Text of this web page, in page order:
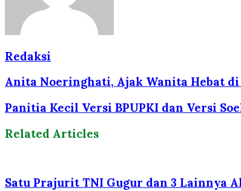
Redaksi
Anita Noeringhati, Ajak Wanita Hebat
Panitia Kecil Versi BPUPKI dan Versi
Related Articles
Satu Prajurit TNI Gugur dan 3 Lainnya